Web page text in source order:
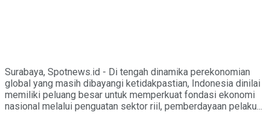
Surabaya, Spotnews.id - Di tengah dinamika perekonomian
global yang masih dibayangi ketidakpastian, Indonesia dinilai
memiliki peluang besar untuk memperkuat fondasi ekonomi
nasional melalui penguatan sektor riil, pemberdayaan pelaku...